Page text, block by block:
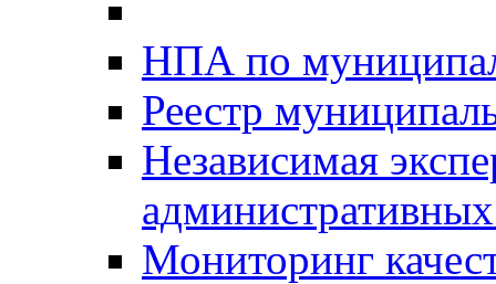
НПА по
Реестр
Независимая
Мониторинг